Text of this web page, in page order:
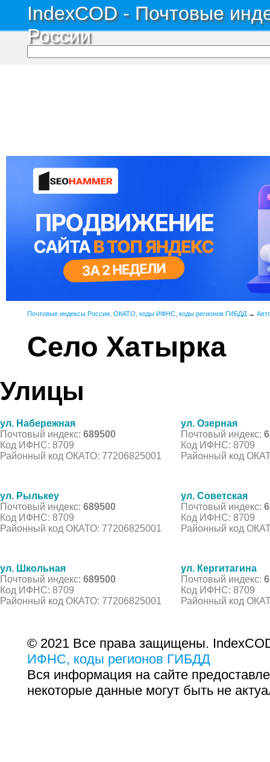
IndexCOD - Почтовые
России
Почтовые индексы России, ОКАТО, коды ИФНС, коды регионов ГИБДД →
Село Хатырка
Улицы
ул. Набережная
Почтовый индекс: 689500
Код ИФНС: 8709
Районный код ОКАТО: 77206825001
ул. Озерная
Почтовый индекс:
Код ИФНС: 8709
Районный код
ул. Рылькеу
Почтовый индекс: 689500
Код ИФНС: 8709
Районный код ОКАТО: 77206825001
ул. Советская
Почтовый индекс:
Код ИФНС: 8709
Районный код
ул. Школьная
Почтовый индекс: 689500
Код ИФНС: 8709
Районный код ОКАТО: 77206825001
ул. Кергитагина
Почтовый индекс:
Код ИФНС: 8709
Районный код
© 2021 Все права защищены.
ИФНС, коды регионов ГИБДД
Вся информация на сайте
некоторые данные могут быть не